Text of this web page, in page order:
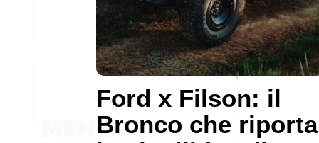
Ford x Filson: il
Bronco che riporta